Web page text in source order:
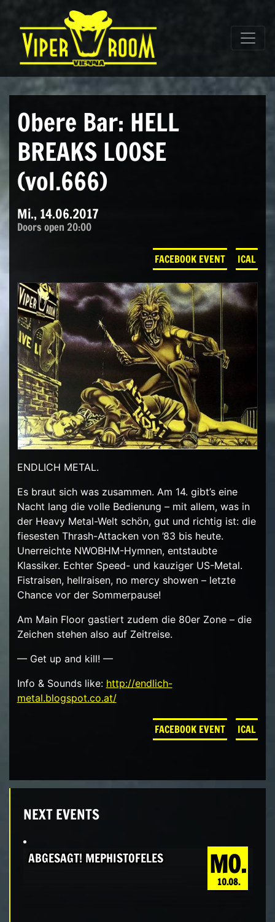
Hauptnavigation
Obere Bar: HELL
BREAKS LOOSE
(vol.666)
Mi., 14.06.2017
Doors open 20:00
FACEBOOK EVENT ICAL
ENDLICH METAL.
Es braut sich was zusammen. Am 14. gibt’s eine
Nacht lang die volle Bedienung – mit allem, was in
der Heavy Metal-Welt schön, gut und richtig ist: die
fiesesten Thrash-Attacken von ’83 bis heute.
Unerreichte NWOBHM-Hymnen, entstaubte
Klassiker. Echter Speed- und kauziger US-Metal.
Fistraisen, hellraisen, no mercy showen – letzte
Chance vor der Sommerpause!
Am Main Floor gastiert zudem die 80er Zone – die
Zeichen stehen also auf Zeitreise.
— Get up and kill! —
Info & Sounds like: http://endlich-
metal.blogspot.co.at/
FACEBOOK EVENT ICAL
NEXT EVENTS
MO.
10.08.
ABGESAGT! MEPHISTOFELES